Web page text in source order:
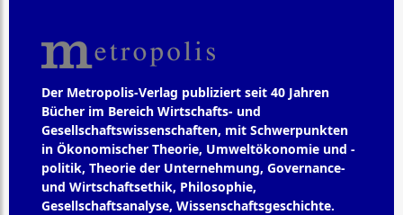
Der Metropolis-Verlag publiziert seit 40 Jahren
Bücher im Bereich Wirtschafts- und
Gesellschaftswissenschaften, mit Schwerpunkten
in Ökonomischer Theorie, Umweltökonomie und -
politik, Theorie der Unternehmung, Governance-
und Wirtschaftsethik, Philosophie,
Gesellschaftsanalyse, Wissenschaftsgeschichte.